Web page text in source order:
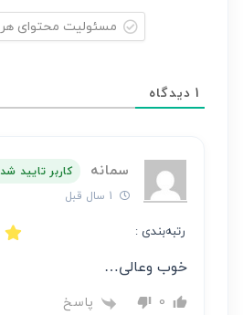
عهده
نویسنده
است
1 دیدگاه
سمانه
کاربر تایید
رتبه‌بندی :
خوب وعالی…
0 پاسخ